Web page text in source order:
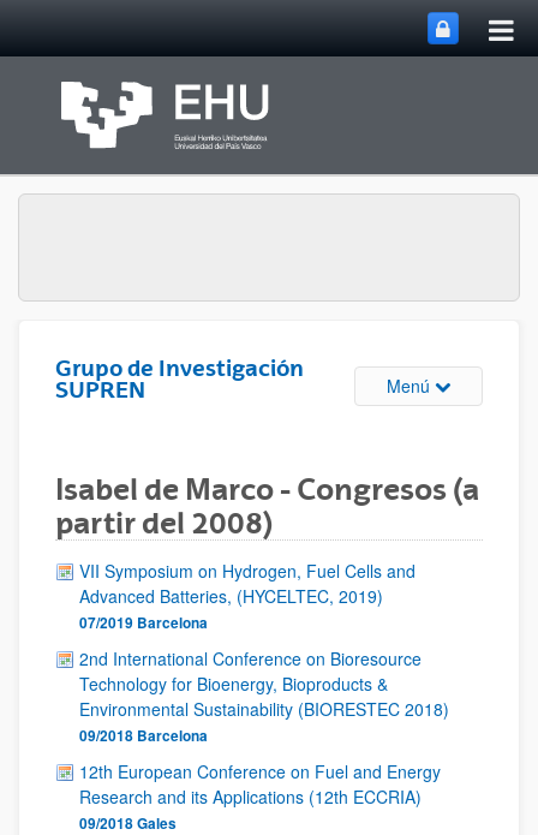
Grupo de Investigación
SUPREN
Menú Abrir/cerrar
Isabel de Marco - Congresos (a
partir del 2008)
VII Symposium on Hydrogen, Fuel Cells and
Advanced Batteries, (HYCELTEC, 2019)
07/2019 Barcelona
2nd International Conference on Bioresource
Technology for Bioenergy, Bioproducts &
Environmental Sustainability (BIORESTEC 2018)
09/2018 Barcelona
12th European Conference on Fuel and Energy
Research and its Applications (12th ECCRIA)
09/2018Gales